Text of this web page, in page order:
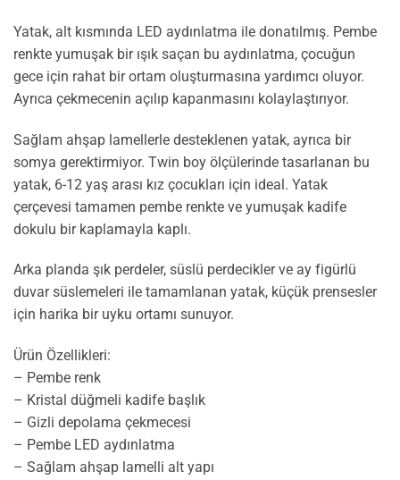
Yatak, alt kısmında LED aydınlatma ile donatılmış. Pembe
renkte yumuşak bir ışık saçan bu aydınlatma, çocuğun
gece için rahat bir ortam oluşturmasına yardımcı oluyor.
Ayrıca çekmecenin açılıp kapanmasını kolaylaştırıyor.
Sağlam ahşap lamellerle desteklenen yatak, ayrıca bir
somya gerektirmiyor. Twin boy ölçülerinde tasarlanan bu
yatak, 6-12 yaş arası kız çocukları için ideal. Yatak
çerçevesi tamamen pembe renkte ve yumuşak kadife
dokulu bir kaplamayla kaplı.
Arka planda şık perdeler, süslü perdecikler ve ay figürlü
duvar süslemeleri ile tamamlanan yatak, küçük prensesler
için harika bir uyku ortamı sunuyor.
Ürün Özellikleri:
– Pembe renk
– Kristal düğmeli kadife başlık
– Gizli depolama çekmecesi
– Pembe LED aydınlatma
– Sağlam ahşap lamelli alt yapı